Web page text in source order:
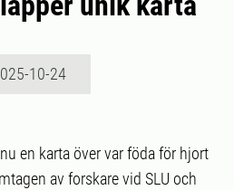
10-24
en karta över var föda för hjort
av forskare vid SLU och